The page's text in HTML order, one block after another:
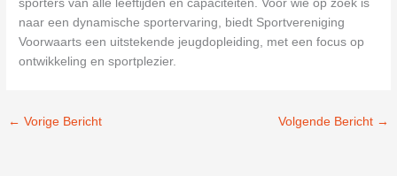
sporters van alle leeftijden en capaciteiten. Voor wie op zoek is
naar een dynamische sportervaring, biedt Sportvereniging
Voorwaarts een uitstekende jeugdopleiding, met een focus op
ontwikkeling en sportplezier.
← Vorige Bericht Volgende Bericht →